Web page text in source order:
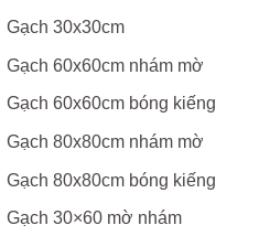
Gạch 30x30cm
Gạch 60x60cm nhám mờ
Gạch 60x60cm bóng kiếng
Gạch 80x80cm nhám mờ
Gạch 80x80cm bóng kiếng
Gạch 30×60 mờ nhám